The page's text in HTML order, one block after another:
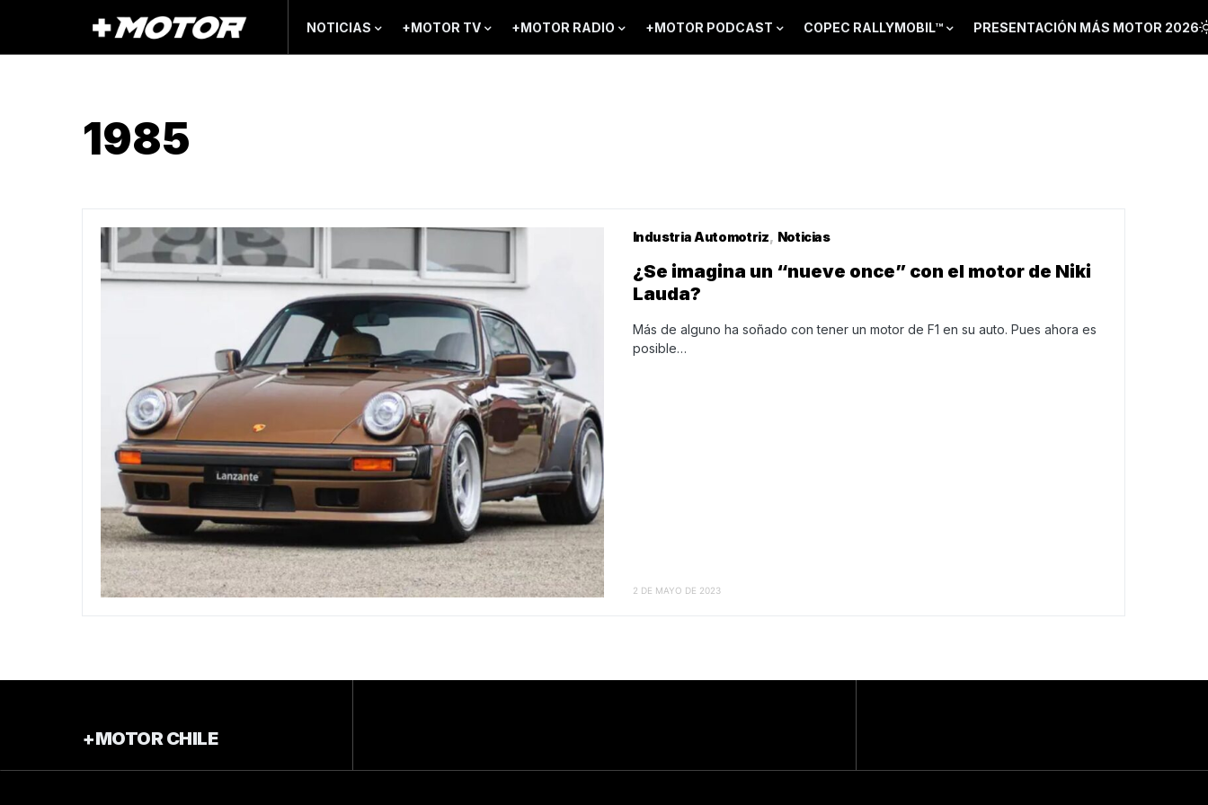
NOTICIAS +MOTOR TV +MOTOR RADIO +MOTOR PODCAST COPEC RALLYMOBIL™ PRESENTACIÓN MÁS MOTOR 2026
1985
Industria Automotriz Noticias
¿Se imagina un “nueve once” con el motor de Niki
Lauda?
Más de alguno ha soñado con tener un motor de F1 en su auto. Pues ahora es
posible…
2 DE MAYO DE 2023
+MOTOR CHILE